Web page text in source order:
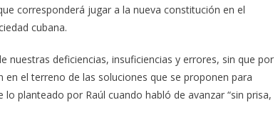
corresponderá jugar a la nueva constitución en el
cubana.
nuestras deficiencias, insuficiencias y errores, sin que por
el terreno de las soluciones que se proponen para
planteado por Raúl cuando habló de avanzar “sin prisa,